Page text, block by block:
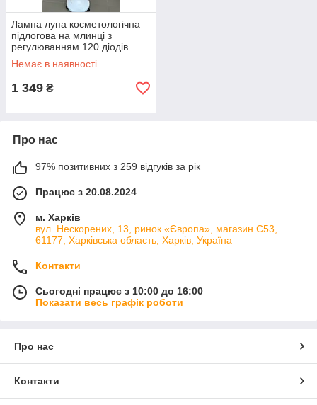
Лампа лупа косметологічна
підлогова на млинці з
регулюванням 120 діодів
Немає в наявності
1 349 ₴
Про нас
97% позитивних з 259 відгуків за рік
Працює з 20.08.2024
м. Харків
вул. Нескорених, 13, ринок «Європа», магазин С53,
61177, Харківська область, Харків, Україна
Контакти
Сьогодні працює з 10:00 до 16:00
Показати весь графік роботи
Про нас
Контакти